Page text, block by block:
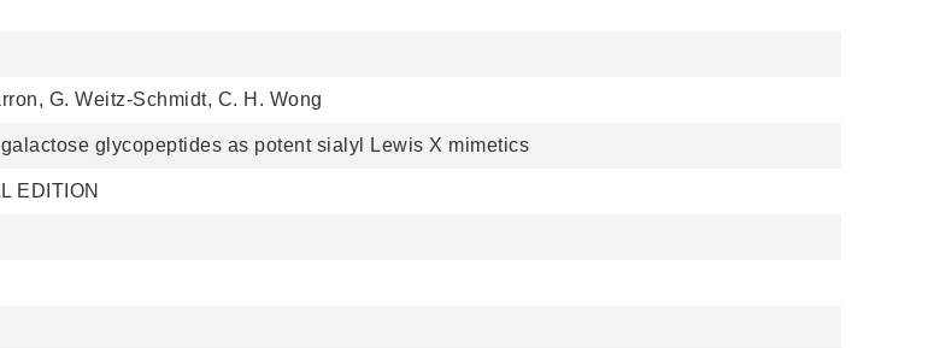
G. Weitz-Schmidt, C. H. Wong
glycopeptides as potent sialyl Lewis X mimetics
EDITION